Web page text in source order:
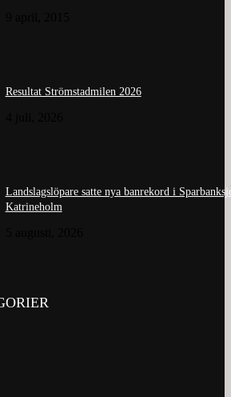
Resultat Strömstadmilen 2026
Landslagslöpare satte nya banrekord i
Katrineholm